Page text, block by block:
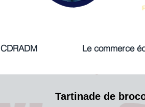
Le commerce
Tartinade de